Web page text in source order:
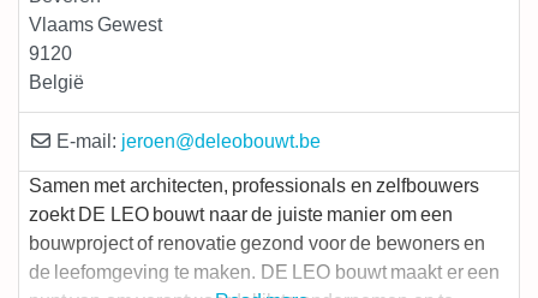
Vlaams Gewest
9120
België
E-mail: jeroen@deleobouwt.be
Samen met architecten, professionals en zelfbouwers
zoekt DE LEO bouwt naar de juiste manier om een
bouwproject of renovatie gezond voor de bewoners en
de leefomgeving te maken. DE LEO bouwt maakt er een